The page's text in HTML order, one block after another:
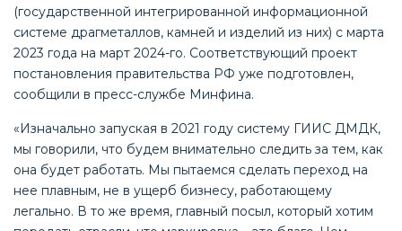
(государственной интегрированной информационной
системе драгметаллов, камней и изделий из них) с марта
2023 года на март 2024-го. Соответствующий проект
постановления правительства РФ уже подготовлен,
сообщили в пресс-службе Минфина.
«Изначально запуская в 2021 году систему ГИИС ДМДК,
мы говорили, что будем внимательно следить за тем, как
она будет работать. Мы пытаемся сделать переход на
нее плавным, не в ущерб бизнесу, работающему
легально. В то же время, главный посыл, который хотим